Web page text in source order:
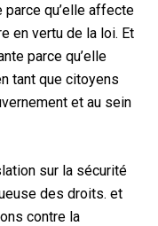
qu’elle affecte
en vertu de la loi. Et
parce qu’elle
tant que citoyens
et au sein
sur la sécurité
des droits. et
contre la